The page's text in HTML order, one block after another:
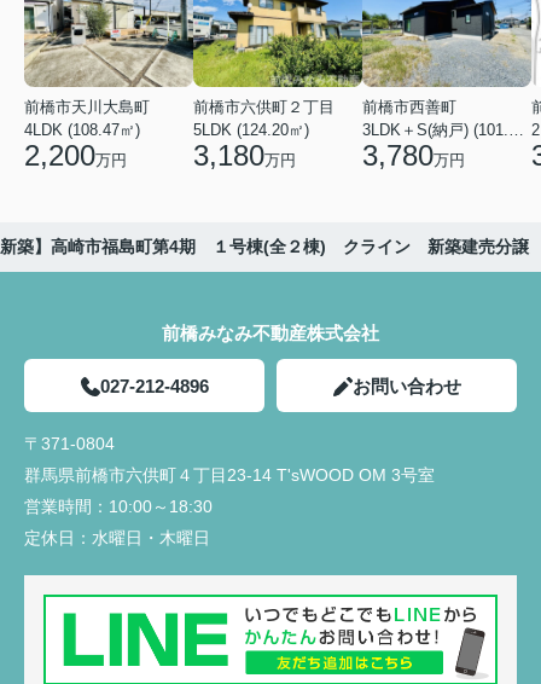
前橋市天川大島町
4LDK (108.47㎡)
2,200万円
前橋市六供町２丁目
5LDK (124.20㎡)
3,180万円
前橋市西善町
3LDK＋S(納戸) (101.02㎡)
3,780万円
築】高崎市福島町第4期 １号棟(全２棟) クライン 新築建売分譲
前橋みなみ不動産株式会社
027-212-4896 お問い合わせ
〒371-0804
群馬県前橋市六供町４丁目23‐14 T'sWOOD OM 3号室
営業時間： 10:00～18:30
定休日： 水曜日・木曜日